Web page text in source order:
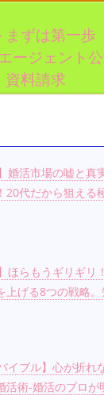
まずは第一歩
ージェント
資料請求
婚活市場の嘘と真
20代だから狙える
ほらもうギリギリ
上げる8つの戦略。
イブル】心が折れ
活術-婚活のプロが